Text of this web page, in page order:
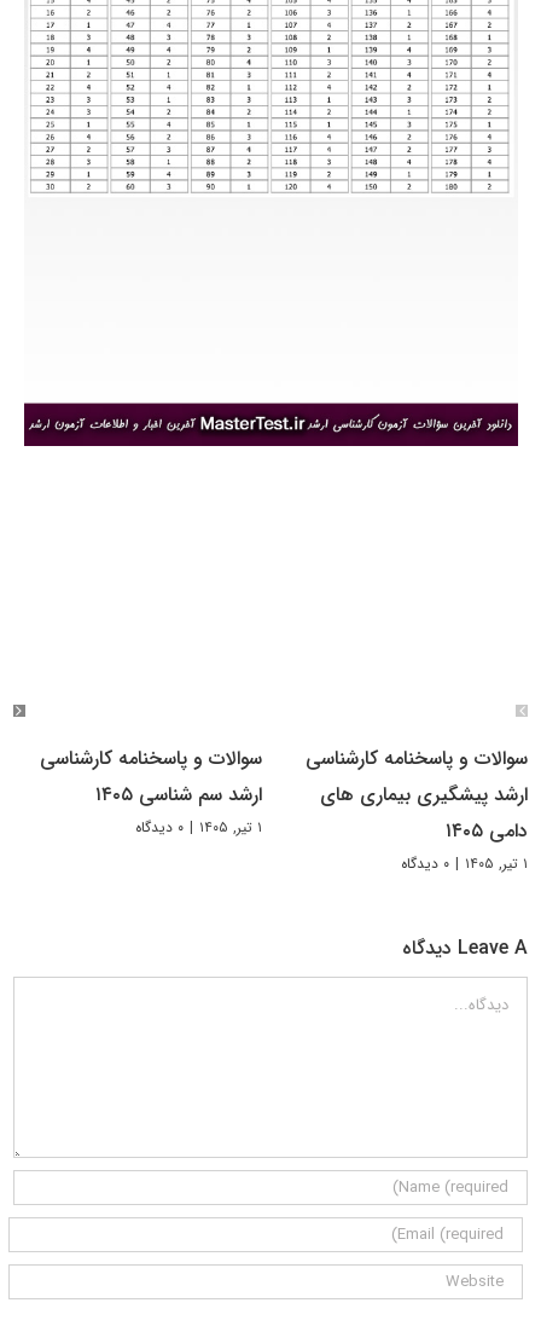
سوالات و پاسخنامه کارشناسی
ارشد پیشگیری بیماری های
دامی ۱۴۰۵
۱ تیر, ۱۴۰۵ | ۰ دیدگاه
سوالات و پاسخنامه کارشناسی
ارشد سم شناسی ۱۴۰۵
۱ تیر, ۱۴۰۵ | ۰ دیدگاه
Leave A دیدگاه
دیدگاه